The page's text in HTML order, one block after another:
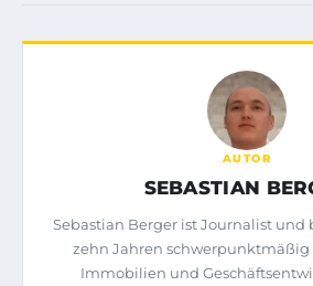
AUTOR
SEBASTIAN
Sebastian Berger ist Journalist und
zehn Jahren schwerpunktmäßig
Immobilien und